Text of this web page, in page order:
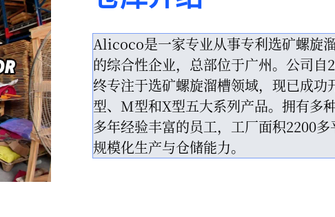
Alicoco是一家专业从事专利选矿螺旋
的综合性企业，总部位于广州。公司自
终专注于选矿螺旋溜槽领域，现已成
型、M型和X型五大系列产品。拥有多
多年经验丰富的员工，工厂面积2200
规模化生产与仓储能力。